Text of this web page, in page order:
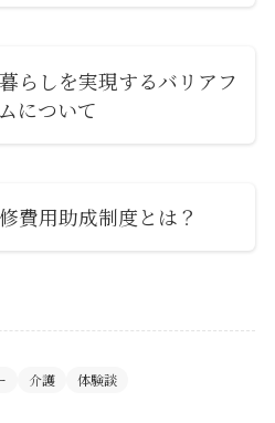
らしを実現するバリアフ
について
費用助成制度とは？
介護 体験談